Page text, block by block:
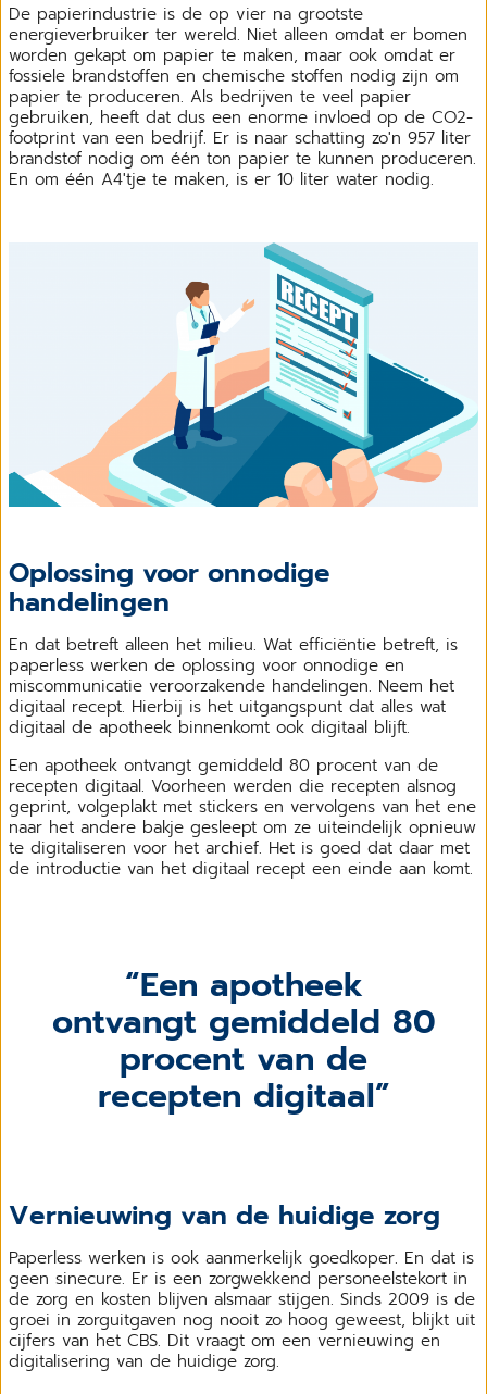
De papierindustrie is de op vier na grootste
energieverbruiker ter wereld. Niet alleen omdat er bomen
worden gekapt om papier te maken, maar ook omdat er
fossiele brandstoffen en chemische stoffen nodig zijn om
papier te produceren. Als bedrijven te veel papier
gebruiken, heeft dat dus een enorme invloed op de CO2-
footprint van een bedrijf. Er is naar schatting zo'n 957 liter
brandstof nodig om één ton papier te kunnen produceren.
En om één A4'tje te maken, is er 10 liter water nodig.
Oplossing voor onnodige
handelingen
En dat betreft alleen het milieu. Wat efficiëntie betreft, is
paperless werken de oplossing voor onnodige en
miscommunicatie veroorzakende handelingen. Neem het
digitaal recept. Hierbij is het uitgangspunt dat alles wat
digitaal de apotheek binnenkomt ook digitaal blijft.
Een apotheek ontvangt gemiddeld 80 procent van de
recepten digitaal. Voorheen werden die recepten alsnog
geprint, volgeplakt met stickers en vervolgens van het ene
naar het andere bakje gesleept om ze uiteindelijk opnieuw
te digitaliseren voor het archief. Het is goed dat daar met
de introductie van het digitaal recept een einde aan komt.
Een apotheek
ontvangt gemiddeld 80
procent van de
recepten digitaal
Vernieuwing van de huidige zorg
Paperless werken is ook aanmerkelijk goedkoper. En dat is
geen sinecure. Er is een zorgwekkend personeelstekort in
de zorg en kosten blijven alsmaar stijgen. Sinds 2009 is de
groei in zorguitgaven nog nooit zo hoog geweest, blijkt uit
cijfers van het CBS. Dit vraagt om een vernieuwing en
digitalisering van de huidige zorg.